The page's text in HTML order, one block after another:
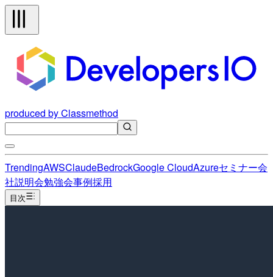
produced by Classmethod
TrendingAWSClaudeBedrockGoogle CloudAzureセミナー会
社説明会勉強会事例採用
目次